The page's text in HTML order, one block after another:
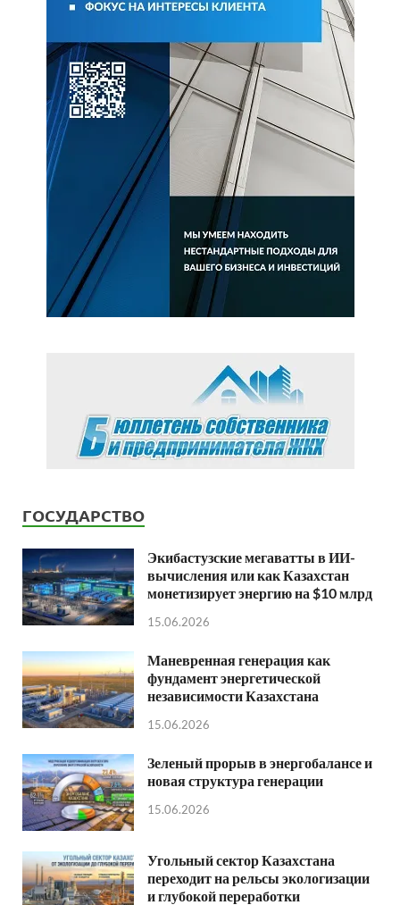
ГОСУДАРСТВО
Экибастузские мегаватты в ИИ-
вычисления или как Казахстан
монетизирует энергию на $10 млрд
15.06.2026
Маневренная генерация как
фундамент энергетической
независимости Казахстана
15.06.2026
Зеленый прорыв в энергобалансе и
новая структура генерации
15.06.2026
Угольный сектор Казахстана
переходит на рельсы экологизации
и глубокой переработки